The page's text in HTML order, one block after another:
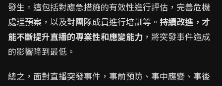
發生。這包括對應急措施的有效性進行評估，完善危機
處理預案，以及對團隊成員進行培訓等。 持續改進，才
能不斷提升直播的專業性和應變能力 ，將突發事件造成
的影響降到最低。
總之，面對直播突發事件，事前預防、事中應變、事後